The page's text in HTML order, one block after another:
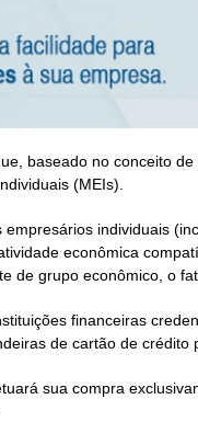
baseado no conceito
(MEIs).
empresários individuais
econômica
de grupo econômico, o
financeiras
de cartão de crédito
sua compra